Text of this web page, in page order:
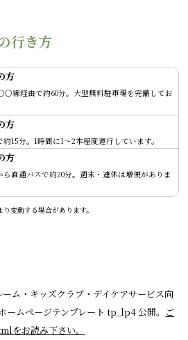
行き方
方
経由で約60分。大型無料駐車場を完備してお
方
15分。1時間に1〜2本程度運行しています。
方
直通バスで約20分。週末・連休は増便がありま
変動する場合があります。
ム・キッズクラブ・デイケアサービス向
ームページテンプレート tp_lp4 公開。 ご
をお読み下さい。